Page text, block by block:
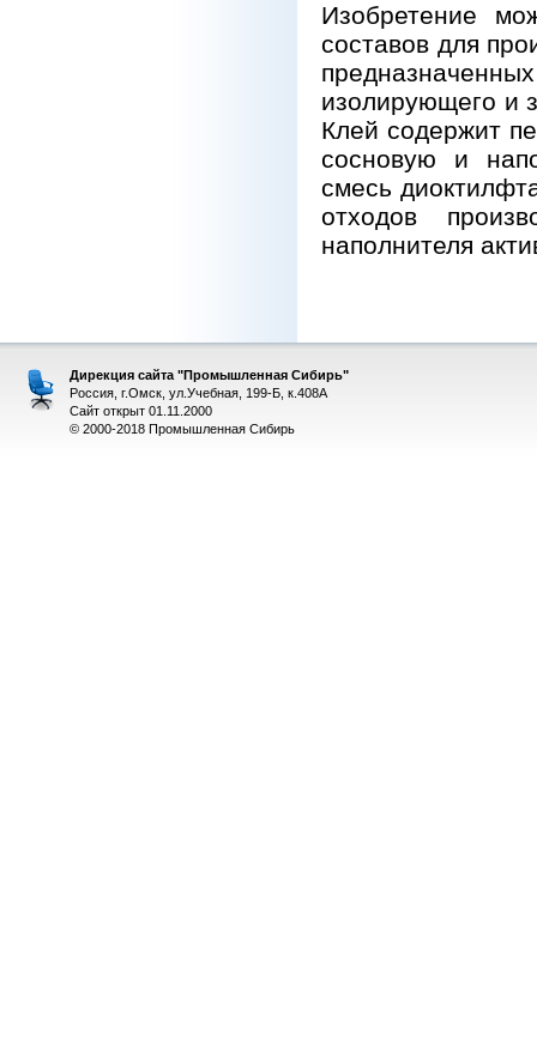
Изобретение
составов для
изолирующего и
Клей содержит
сосновую и
смесь
отходов
наполнителя
Дирекция сайта "Промышленная Сибирь"
Россия, г.Омск, ул.Учебная, 199-Б, к.408А
Сайт открыт 01.11.2000
© 2000-2018 Промышленная Сибирь